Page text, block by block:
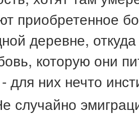
приобретенное
деревне,
которую они
для них нечто
случайно